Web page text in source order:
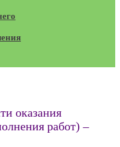
оказания
работ) –